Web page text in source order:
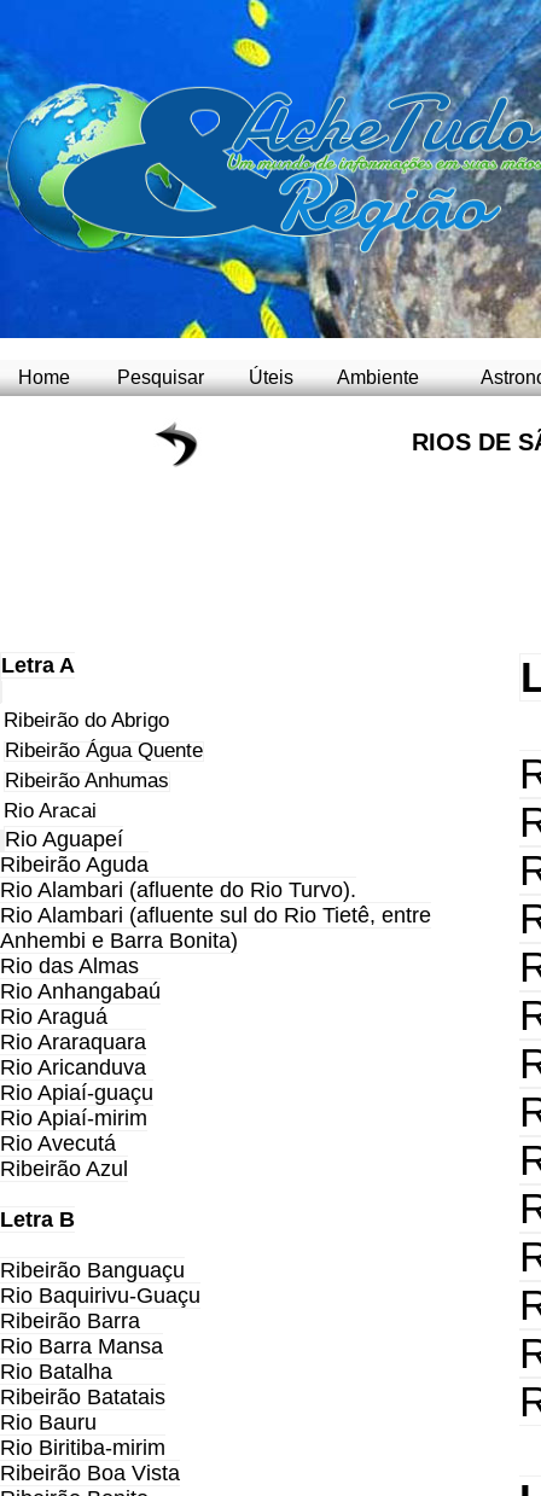
Home Pesquisar Úteis Ambiente
RIOS DE
Letra A
Ribeirão do Abrigo
Ribeirão Água Quente
Ribeirão Anhumas
Rio Aracai
Rio Aguapeí
Ribeirão Aguda
Rio Alambari (afluente do Rio Turvo).
Rio Alambari (afluente sul do Rio Tietê, entre
Anhembi e Barra Bonita)
Rio das Almas
Rio Anhangabaú
Rio Araguá
Rio Araraquara
Rio Aricanduva
Rio Apiaí-guaçu
Rio Apiaí-mirim
Rio Avecutá
Ribeirão Azul
Letra B
Ribeirão Banguaçu
Rio Baquirivu-Guaçu
Ribeirão Barra
Rio Barra Mansa
Rio Batalha
Ribeirão Batatais
Rio Bauru
Rio Biritiba-mirim
Ribeirão Boa Vista